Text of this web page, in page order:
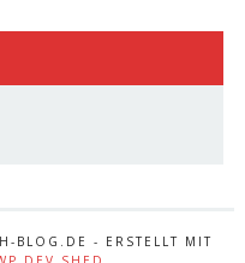
BLOG.DE - ERSTELLT MIT